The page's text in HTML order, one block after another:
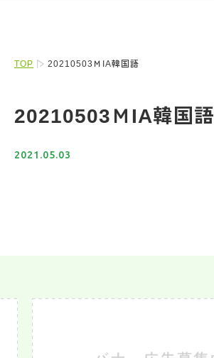
TOP 20210503ＭIA韓国語
20210503ＭIA韓国語
2021.05.03